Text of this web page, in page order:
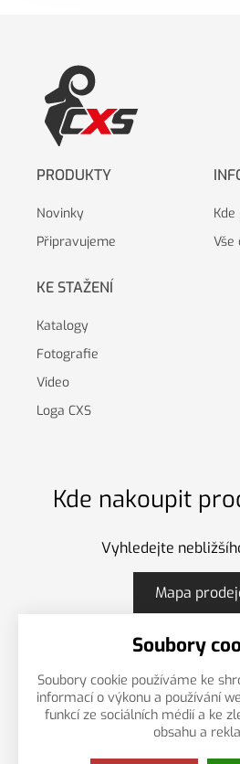
Kde nakoupit
Vyhledejte
Mapa
PRODUKTY
Novinky
Připravujeme
Vše
KE STAŽENÍ
Katalogy
Fotografie
Video
Loga CXS
CS EN
Soubory
Soubory cookie používáme ke
informací o výkonu a používání
funkcí ze sociálních médií a ke
obsahu a